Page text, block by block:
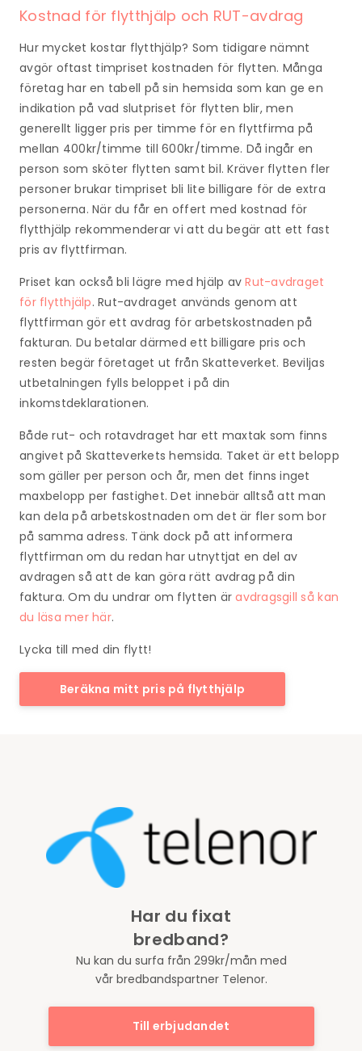
Kostnad för flytthjälp och RUT-avdrag
Hur mycket kostar flytthjälp? Som tidigare nämnt
avgör oftast timpriset kostnaden för flytten. Många
företag har en tabell på sin hemsida som kan ge en
indikation på vad slutpriset för flytten blir, men
generellt ligger pris per timme för en flyttfirma på
mellan 400kr/timme till 600kr/timme. Då ingår en
person som sköter flytten samt bil. Kräver flytten fler
personer brukar timpriset bli lite billigare för de extra
personerna. När du får en offert med kostnad för
flytthjälp rekommenderar vi att du begär att ett fast
pris av flyttfirman.
Priset kan också bli lägre med hjälp avRut-avdraget
för flytthjälp. Rut-avdraget används genom att
flyttfirman gör ett avdrag för arbetskostnaden på
fakturan. Du betalar därmed ett billigare pris och
resten begär företaget ut från Skatteverket. Beviljas
utbetalningen fylls beloppet i på din
inkomstdeklarationen.
Både rut- och rotavdraget har ett maxtak som finns
angivet på Skatteverkets hemsida. Taket är ett belopp
som gäller per person och år, men det finns inget
maxbelopp per fastighet. Det innebär alltså att man
kan dela på arbetskostnaden om det är fler som bor
på samma adress. Tänk dock på att informera
flyttfirman om du redan har utnyttjat en del av
avdragen så att de kan göra rätt avdrag på din
faktura. Om du undrar om flytten äravdragsgill så kan
du läsa mer här.
Lycka till med din flytt!
Beräkna mitt pris på flytthjälp
Har du fixat
bredband?
Nu kan du surfa från 299kr/mån med
vår bredbandspartner Telenor.
Till erbjudandet